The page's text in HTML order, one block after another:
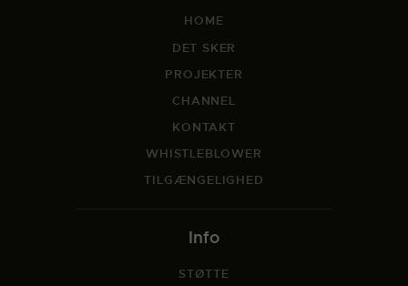
HOME
DET SKER
PROJEKTER
CHANNEL
KONTAKT
WHISTLEBLOWER
TILGÆNGELIGHED
Info
STØTTE